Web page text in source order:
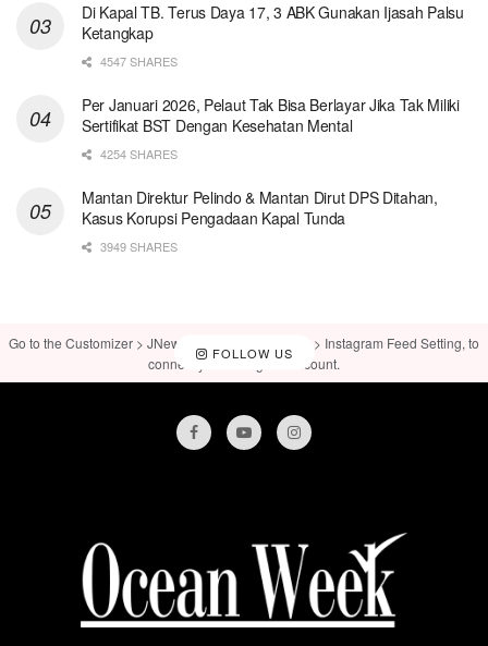
Di Kapal TB. Terus Daya 17, 3 ABK Gunakan Ijasah Palsu
Ketangkap
4547 SHARES
Per Januari 2026, Pelaut Tak Bisa Berlayar Jika Tak Miliki
Sertifikat BST Dengan Kesehatan Mental
4254 SHARES
Mantan Direktur Pelindo & Mantan Dirut DPS Ditahan,
Kasus Korupsi Pengadaan Kapal Tunda
3949 SHARES
FOLLOW US
Go to the Customizer > JNews : Social, Like & View > Instagram Feed Setting, to
connect your Instagram account.